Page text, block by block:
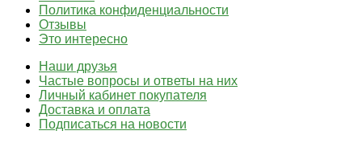
Политика конфиденциальности
Отзывы
Это интересно
Наши друзья
Частые вопросы и ответы на них
Личный кабинет покупателя
Доставка и оплата
Подписаться на новости